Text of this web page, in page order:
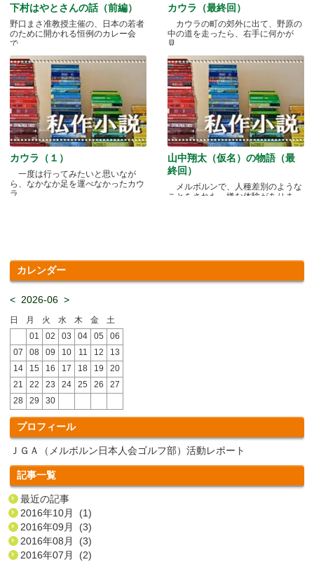
下村はやとさんの話（前編）
野口まさ准教授主催の、日本の若者
のために開かれる恒例のカレー会
で.....
カウラ（最終回）
カウラの町の郊外に出て、野原の
中の道を走ったら、右手に何かが
見.....
カウラ（１）
一度は行ってみたいと思いなが
ら、なかなか足を運べなかったカウ
ラ.....
山中翔太（仮名）の物語（最
終回）
メルボルンで、人種差別のような
ことをされた、嫌な体験がありま
カレンダー
< 2026-06 >
日 月 火 水 木 金
土
01
02 03 04 05
06
07
08 09 10 11 12
13
14
15 16 17 18 19
20
21
22 23 24 25 26
27
28
29 30
プロフィール
ＪＧＡ（メルボルン日本人会ゴルフ部）活動レポート
記事一覧
最近の記事
2016年10月 (1)
2016年09月 (3)
2016年08月 (3)
2016年07月 (2)